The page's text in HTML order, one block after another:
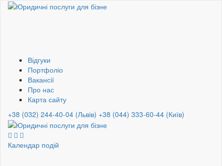
Відгуки
Портфоліо
Вакансії
Про нас
Карта сайту
+38 (032) 244-40-04 (Львів) +38 (044) 333-60-44 (Київ)
Календар подій